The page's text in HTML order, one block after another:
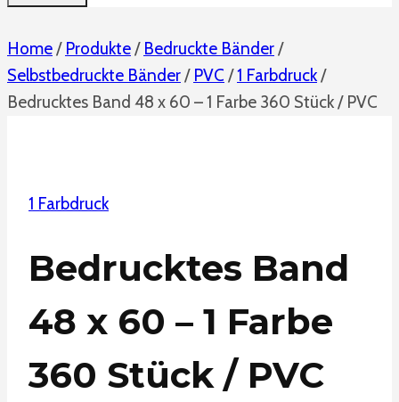
Home/ Produkte/ Bedruckte Bänder/
Selbstbedruckte Bänder/ PVC /1 Farbdruck/
Bedrucktes Band 48 x 60 – 1 Farbe 360 Stück / PVC
1 Farbdruck
Bedrucktes Band
48 x 60 – 1 Farbe
360 Stück / PVC